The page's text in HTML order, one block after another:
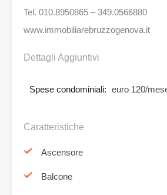
Tel. 010.8950865 – 349.0566880
www.immobiliarebruzzogenova.it
Dettagli Aggiuntivi
Spese condominiali: euro 120/
Caratteristiche
Ascensore
Balcone